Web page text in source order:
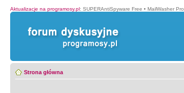
Aktualizacje na programosy.pl: SUPERAntiSpyware Free • MailWasher Pro
Strona główna